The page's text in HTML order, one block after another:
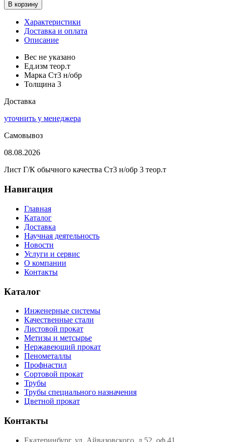
В корзину
Характеристики
Доставка и оплата
Описание
Вес не указано
Ед.изм теор.т
Марка Ст3 н/обр
Толщина 3
Доставка
уточнить у менеджера
Самовывоз
08.08.2026
Лист Г/К обычного качества Ст3 н/обр 3 теор.т
Навигация
Главная
Каталог
Доставка
Научная деятельность
Новости
Услуги и сервис
О компании
Контакты
Каталог
Инженерные системы
Качественные стали
Листовой прокат
Метизы и метсырье
Нержавеющий прокат
Пенометаллы
Профнастил
Сортовой прокат
Трубы
Трубы специального назначения
Цветной прокат
Контакты
Екатеринбург, ул. Айвазовского, д.52, оф.41